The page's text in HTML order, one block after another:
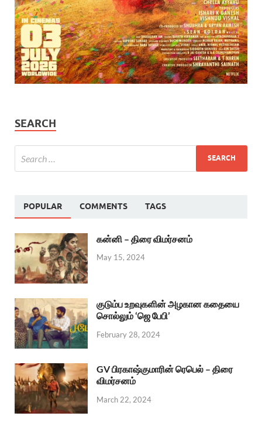
SEARCH
POPULAR COMMENTS TAGS
கன்னி – திரை விமர்சனம்
May 15, 2024
குடும்ப உறவுகளின் அழகான கதையை
சொல்லும் ‘ஜெ பேபி’
February 28, 2024
GV பிரகாஷ்குமாரின் ரெபெல் – திரை
விமர்சனம்
March 22, 2024